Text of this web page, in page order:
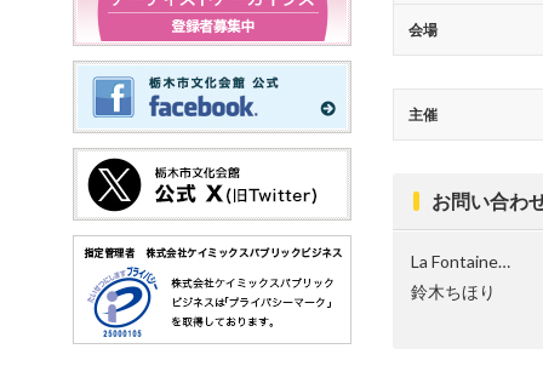
会場
主催
お問い合わ
La Fontaine…
鈴木ちほり